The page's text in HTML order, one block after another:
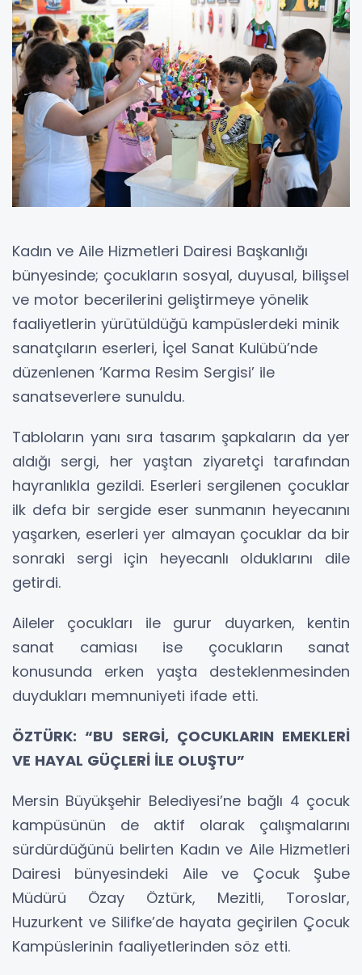
Kadın ve Aile Hizmetleri Dairesi Başkanlığı
bünyesinde; çocukların sosyal, duyusal, bilişsel
ve motor becerilerini geliştirmeye yönelik
faaliyetlerin yürütüldüğü kampüslerdeki minik
sanatçıların eserleri, İçel Sanat Kulübü’nde
düzenlenen ‘Karma Resim Sergisi’ ile
sanatseverlere sunuldu.
Tabloların yanı sıra tasarım şapkaların da yer
aldığı sergi, her yaştan ziyaretçi tarafından
hayranlıkla gezildi. Eserleri sergilenen çocuklar
ilk defa bir sergide eser sunmanın heyecanını
yaşarken, eserleri yer almayan çocuklar da bir
sonraki sergi için heyecanlı olduklarını dile
getirdi.
Aileler çocukları ile gurur duyarken, kentin
sanat camiası ise çocukların sanat
konusunda erken yaşta desteklenmesinden
duydukları memnuniyeti ifade etti.
ÖZTÜRK: “BU SERGİ, ÇOCUKLARIN EMEKLERİ
VE HAYAL GÜÇLERİ İLE OLUŞTU”
Mersin Büyükşehir Belediyesi’ne bağlı 4 çocuk
kampüsünün de aktif olarak çalışmalarını
sürdürdüğünü belirten Kadın ve Aile Hizmetleri
Dairesi bünyesindeki Aile ve Çocuk Şube
Müdürü Özay Öztürk, Mezitli, Toroslar,
Huzurkent ve Silifke’de hayata geçirilen Çocuk
Kampüslerinin faaliyetlerinden söz etti.